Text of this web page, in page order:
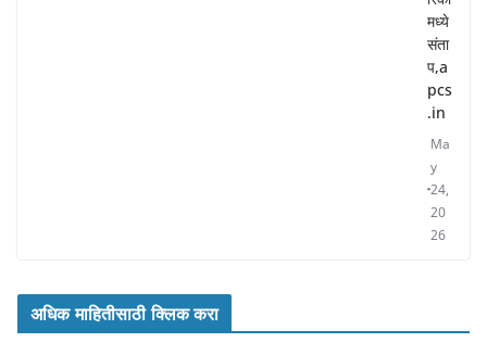
मध्ये
संता
प,a
pcs
.in
Ma
y
24,
20
26
अधिक माहितीसाठी क्लिक करा